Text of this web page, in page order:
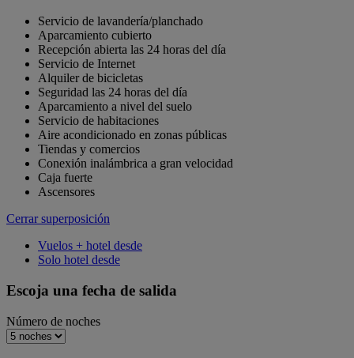
Servicio de lavandería/planchado
Aparcamiento cubierto
Recepción abierta las 24 horas del día
Servicio de Internet
Alquiler de bicicletas
Seguridad las 24 horas del día
Aparcamiento a nivel del suelo
Servicio de habitaciones
Aire acondicionado en zonas públicas
Tiendas y comercios
Conexión inalámbrica a gran velocidad
Caja fuerte
Ascensores
Cerrar superposición
Vuelos + hotel desde
Solo hotel desde
Escoja una fecha de salida
Número de noches